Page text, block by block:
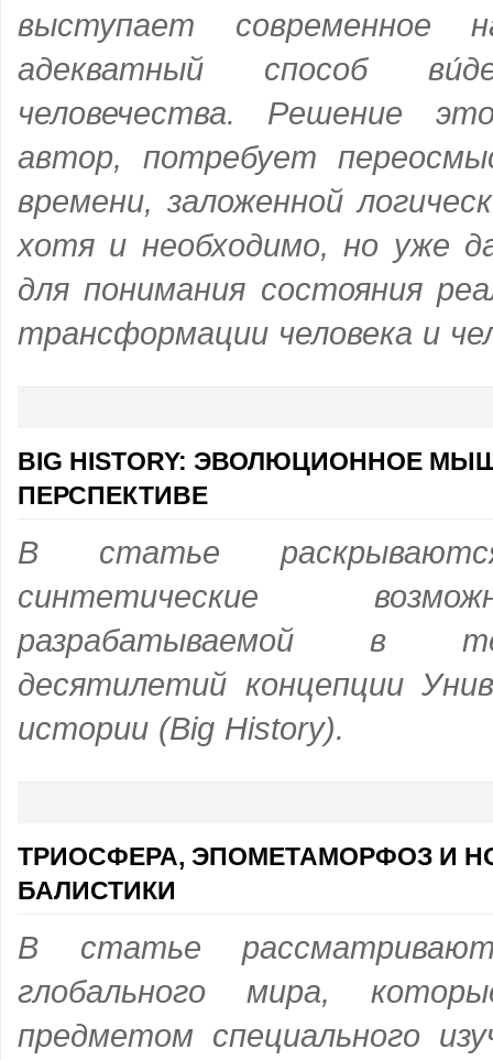
выступает современное
адекватный способ
человечества. Решение
автор, потребует
времени, заложенной
хотя и необходимо, но уже
для понимания состояния
трансформации человека и
BIG HISTORY: ЭВОЛЮЦИОННОЕ
ПЕРСПЕКТИВЕ
В статье
синтетические
разрабатываемой в
десятилетий концепции
истории (Big History).
ТРИОСФЕРА, ЭПОМЕТАМОРФОЗ И
БАЛИСТИКИ
В статье
глобального мира,
предметом специального